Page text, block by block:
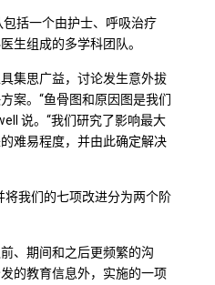
括一个由护士、呼吸治疗
生组成的多学科团队。
集思广益，讨论发生意外拔
案。“鱼骨图和原因图是我们
说。“我们研究了影响最大
难易程度，并由此确定解决
将我们的七项改进分为两个阶
、期间和之后更频繁的沟
的教育信息外，实施的一项